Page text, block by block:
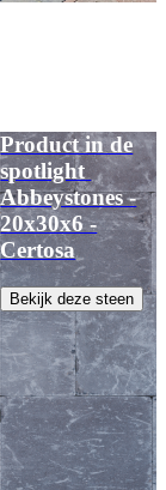
Product in de
spotlight
Abbeystones -
20x30x6 -
Certosa
Bekijk deze steen